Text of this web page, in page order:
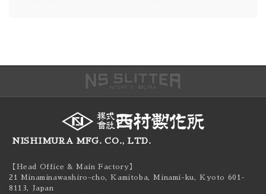
NISHIMURA MFG. CO., LTD.
【Head Office & Main Factory】
21 Minaminawashiro-cho, Kamitoba, Minami-ku,Kyoto 601-
8113, Japan